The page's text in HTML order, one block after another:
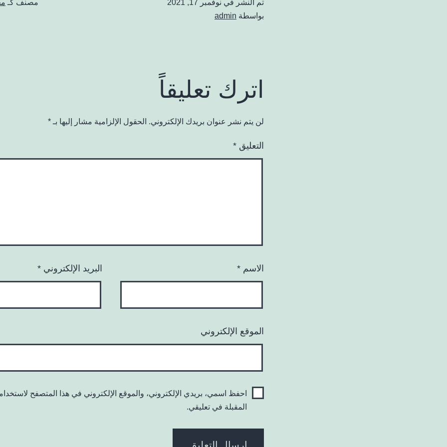
تم النشر في نوفمبر 17, 2021
بواسطة admin
مصنف كـ
اترك تعليقاً
لن يتم نشر عنوان بريدك الإلكتروني. الحقول الإلزامية مشار إليها بـ *
التعليق *
الاسم * البريد الإلكتروني *
الموقع الإلكتروني
احفظ اسمي، بريدي الإلكتروني، والموقع الإلكتروني في هذا المتصفح
المقبلة في تعليقي.